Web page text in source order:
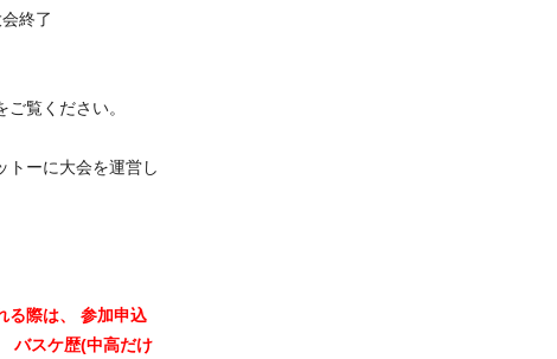
会終了
ご覧ください。
トーに大会を運営し
る際は、 参加申込
バスケ歴(中高だけ